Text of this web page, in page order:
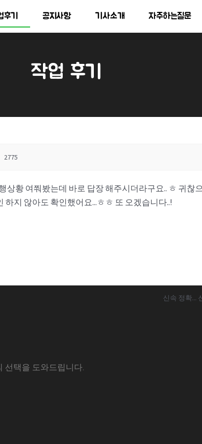
후기 공지사항 기사소개 자주하는질문
작업 후기
2775
상황 여쭤봤는데 바로 답장 해주시더라구요.. ㅎ 귀찮
지 않아도 확인했어요...ㅎㅎ 또 오겠습니다..!
신속 정확...
선택을 도와드립니다.